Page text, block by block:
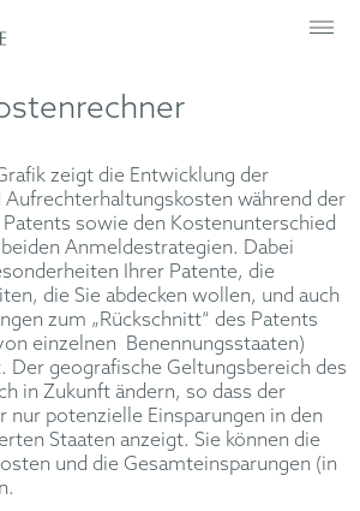
zeigt die Entwicklung der
während der
sowie den Kostenunterschied
Anmeldestrategien. Dabei
Ihrer Patente, die
die Sie abdecken wollen, und auch
zum „Rückschnitt“ des Patents
einzelnen Benennungsstaaten)
Der geografische Geltungsbereich des
in Zukunft ändern, so dass der
nur potenzielle Einsparungen in den
Staaten anzeigt. Sie können die
und die Gesamteinsparungen (in